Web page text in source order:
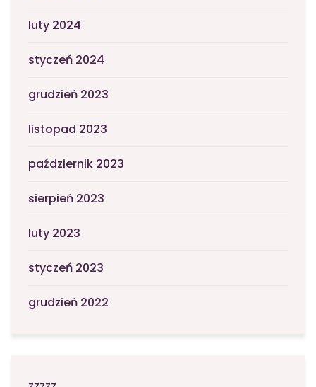
luty 2024
styczeń 2024
grudzień 2023
listopad 2023
październik 2023
sierpień 2023
luty 2023
styczeń 2023
grudzień 2022